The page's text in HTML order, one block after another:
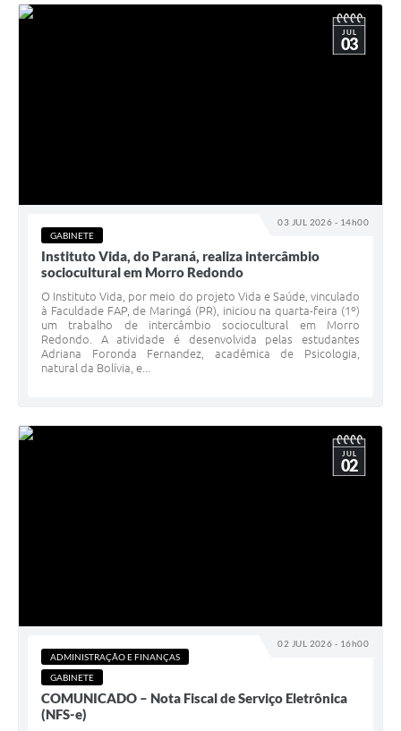
03 JUL 2026 - 14h00
JUL
03
GABINETE
Instituto Vida, do Paraná, realiza intercâmbio
sociocultural em Morro Redondo
O Instituto Vida, por meio do projeto Vida e Saúde, vinculado
à Faculdade FAP, de Maringá (PR), iniciou na quarta-feira (1º)
um trabalho de intercâmbio sociocultural em Morro
Redondo. A atividade é desenvolvida pelas estudantes
Adriana Foronda Fernandez, acadêmica de Psicologia,
natural da Bolívia, e...
02 JUL 2026 - 16h00
JUL
02
ADMINISTRAÇÃO E FINANÇAS
GABINETE
COMUNICADO – Nota Fiscal de Serviço Eletrônica
(NFS-e)